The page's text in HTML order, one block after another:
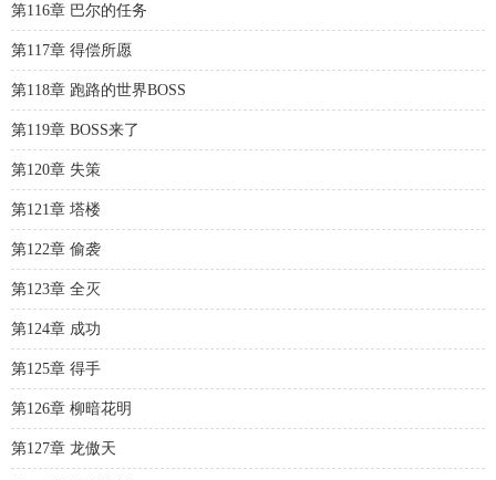
第116章 巴尔的任务
第117章 得偿所愿
第118章 跑路的世界BOSS
第119章 BOSS来了
第120章 失策
第121章 塔楼
第122章 偷袭
第123章 全灭
第124章 成功
第125章 得手
第126章 柳暗花明
第127章 龙傲天